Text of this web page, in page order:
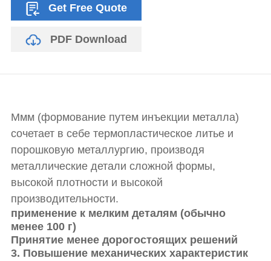
Get Free Quote
PDF Download
Ммм (формование путем инъекции металла)
сочетает в себе термопластическое литье и
порошковую металлургию, производя
металлические детали сложной формы,
высокой плотности и высокой
производительности.
применение к мелким деталям (обычно
менее 100 г)
Принятие менее дорогостоящих решений
3. Повышение механических характеристик